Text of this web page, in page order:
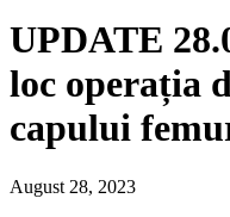
UPDATE
loc operația
capului
August 28, 2023